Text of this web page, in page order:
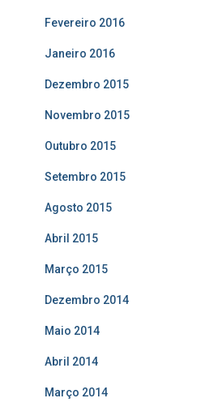
Fevereiro 2016
Janeiro 2016
Dezembro 2015
Novembro 2015
Outubro 2015
Setembro 2015
Agosto 2015
Abril 2015
Março 2015
Dezembro 2014
Maio 2014
Abril 2014
Março 2014